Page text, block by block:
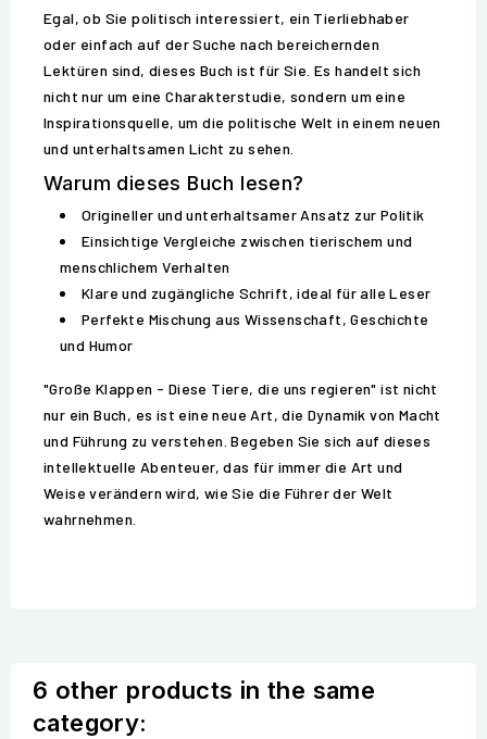
Egal, ob Sie politisch interessiert, ein Tierliebhaber
oder einfach auf der Suche nach bereichernden
Lektüren sind, dieses Buch ist für Sie. Es handelt sich
nicht nur um eine Charakterstudie, sondern um eine
Inspirationsquelle, um die politische Welt in einem neuen
und unterhaltsamen Licht zu sehen.
Warum dieses Buch lesen?
Origineller und unterhaltsamer Ansatz zur Politik
Einsichtige Vergleiche zwischen tierischem und
menschlichem Verhalten
Klare und zugängliche Schrift, ideal für alle Leser
Perfekte Mischung aus Wissenschaft, Geschichte
und Humor
"Große Klappen - Diese Tiere, die uns regieren" ist nicht
nur ein Buch, es ist eine neue Art, die Dynamik von Macht
und Führung zu verstehen. Begeben Sie sich auf dieses
intellektuelle Abenteuer, das für immer die Art und
Weise verändern wird, wie Sie die Führer der Welt
wahrnehmen.
6 other products in the same
category: